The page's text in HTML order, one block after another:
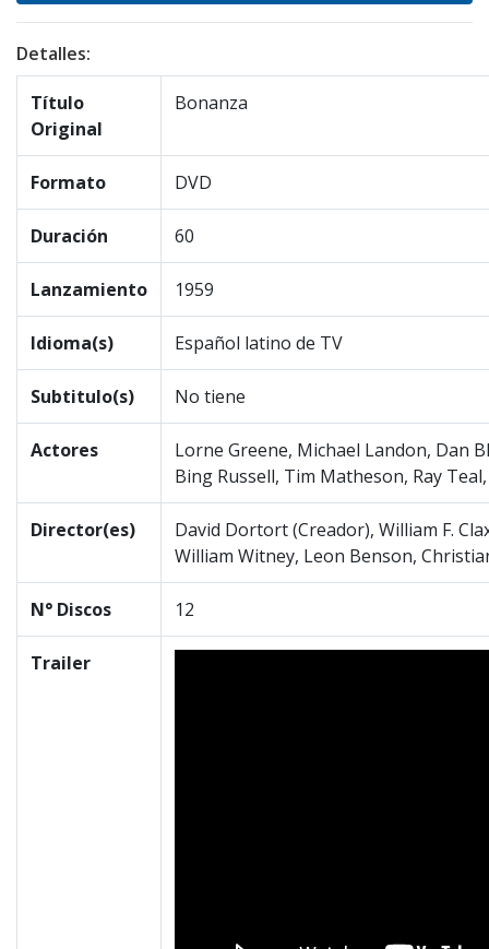
Detalles:
Título
Original
Bonanza
Formato DVD
Duración 60
Lanzamiento 1959
Idioma(s) Español latino de TV
Subtitulo(s) No tiene
Actores
Lorne Greene, Michael Landon, Dan
Bing Russell, Tim Matheson, Ray
Director(es)
David Dortort (Creador), William F.
William Witney, Leon Benson,
N° Discos 12
Trailer